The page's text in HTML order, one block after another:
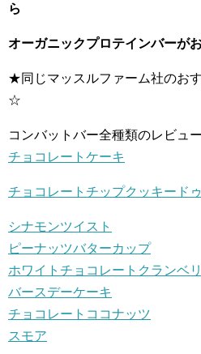
ら
オーガニックプロテインバーが
★同じマッスルファーム社のお
☆
コンバットバー全種類のレビュ
チョコレートケーキ
チョコレートチップクッキード
シナモンツイスト
ピーナッツバターカップ
ホワイトチョコレートクランベ
バースデーケーキ
チョコレートココナッツ
スモア